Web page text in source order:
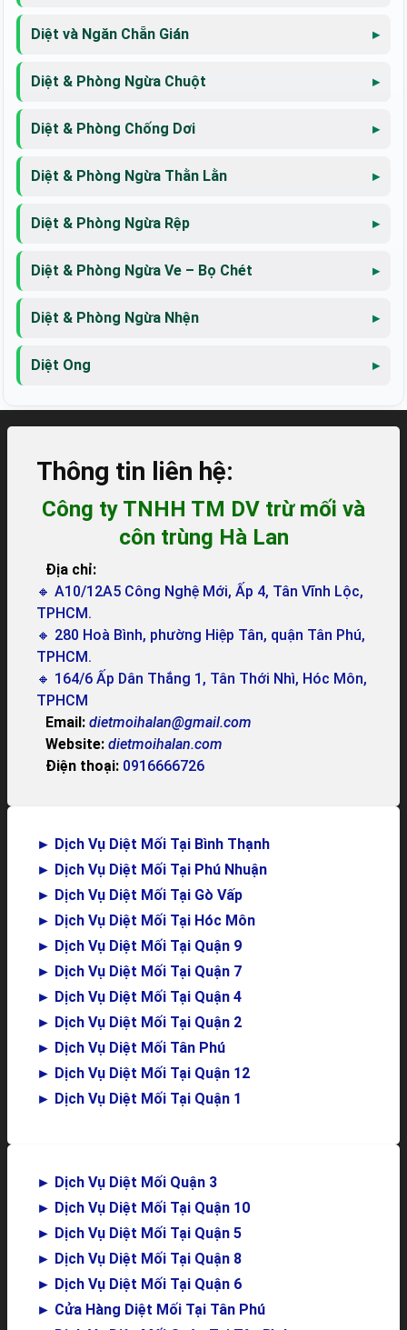
Diệt và Ngăn Chẵn Gián
Diệt & Phòng Ngừa Chuột
Diệt & Phòng Chống Dơi
Diệt & Phòng Ngừa Thằn Lằn
Diệt & Phòng Ngừa Rệp
Diệt & Phòng Ngừa Ve – Bọ Chét
Diệt & Phòng Ngừa Nhện
Diệt Ong
Thông tin liên hệ:
Công ty TNHH TM DV trừ mối và
côn trùng Hà Lan
Địa chỉ:
🔸 A10/12A5 Công Nghệ Mới, Ấp 4, Tân Vĩnh Lộc,
TPHCM.
🔸 280 Hoà Bình, phường Hiệp Tân, quận Tân Phú,
TPHCM.
🔸 164/6 Ấp Dân Thắng 1, Tân Thới Nhì, Hóc Môn,
TPHCM
Email: dietmoihalan@gmail.com
Website: dietmoihalan.com
Điện thoại: 0916666726
► Dịch Vụ Diệt Mối Tại Bình Thạnh
► Dịch Vụ Diệt Mối Tại Phú Nhuận
► Dịch Vụ Diệt Mối Tại Gò Vấp
► Dịch Vụ Diệt Mối Tại Hóc Môn
► Dịch Vụ Diệt Mối Tại Quận 9
► Dịch Vụ Diệt Mối Tại Quận 7
► Dịch Vụ Diệt Mối Tại Quận 4
► Dịch Vụ Diệt Mối Tại Quận 2
► Dịch Vụ Diệt Mối Tân Phú
► Dịch Vụ Diệt Mối Tại Quận 12
► Dịch Vụ Diệt Mối Tại Quận 1
► Dịch Vụ Diệt Mối Quận 3
► Dịch Vụ Diệt Mối Tại Quận 10
► Dịch Vụ Diệt Mối Tại Quận 5
► Dịch Vụ Diệt Mối Tại Quận 8
► Dịch Vụ Diệt Mối Tại Quận 6
► Cửa Hàng Diệt Mối Tại Tân Phú